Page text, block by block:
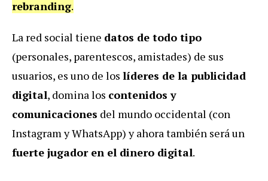
rebranding.
La red social tiene datos de todo tipo
(personales, parentescos, amistades) de sus
usuarios, es uno de los líderes de la publicidad
digital, domina los contenidos y
comunicaciones del mundo occidental (con
Instagram y WhatsApp) y ahora también será un
fuerte jugador en el dinero digital.